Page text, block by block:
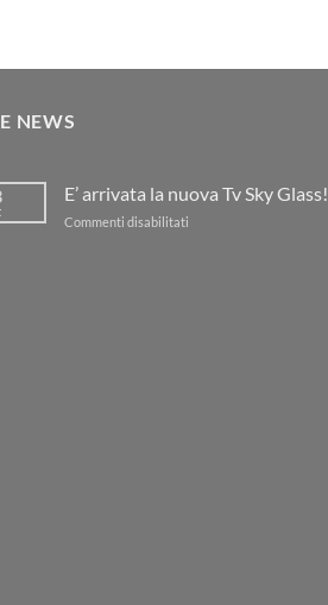
NEWS
E’ arrivata la nuova Tv Sky Glass!
Commenti disabilitati